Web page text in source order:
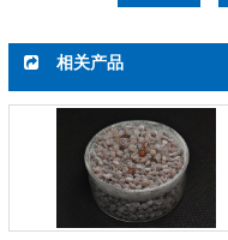
相关产品